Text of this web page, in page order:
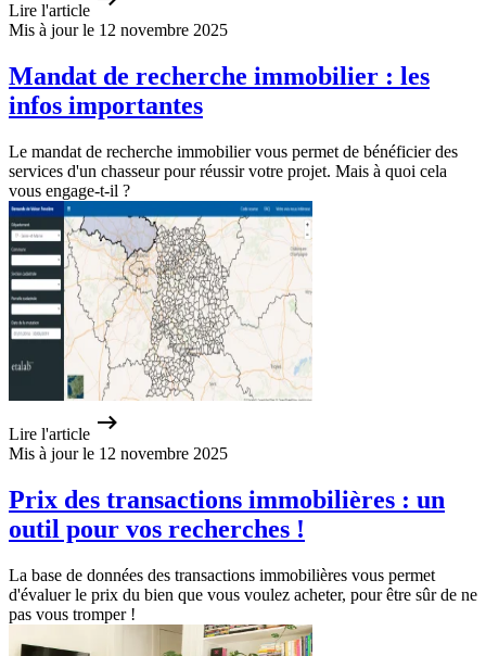
Lire l'article
Mis à jour le 12 novembre 2025
Mandat de recherche immobilier : les
infos importantes
Le mandat de recherche immobilier vous permet de bénéficier des
services d'un chasseur pour réussir votre projet. Mais à quoi cela
vous engage-t-il ?
Lire l'article
Mis à jour le 12 novembre 2025
Prix des transactions immobilières : un
outil pour vos recherches !
La base de données des transactions immobilières vous permet
d'évaluer le prix du bien que vous voulez acheter, pour être sûr de ne
pas vous tromper !